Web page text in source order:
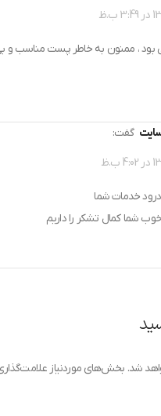
بود ، ممنون به خاطر پست مناسب
گفت:
درود خدمات شما
خوب شما کمال تشکر را داریم
شد. بخش‌های موردنیاز